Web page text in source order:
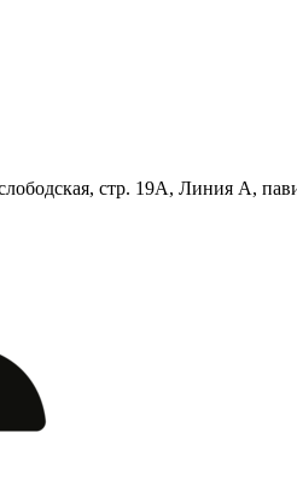
стр. 19А, Линия А,